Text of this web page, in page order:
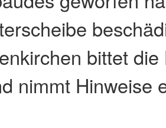
bittet
nimmt Hinweise